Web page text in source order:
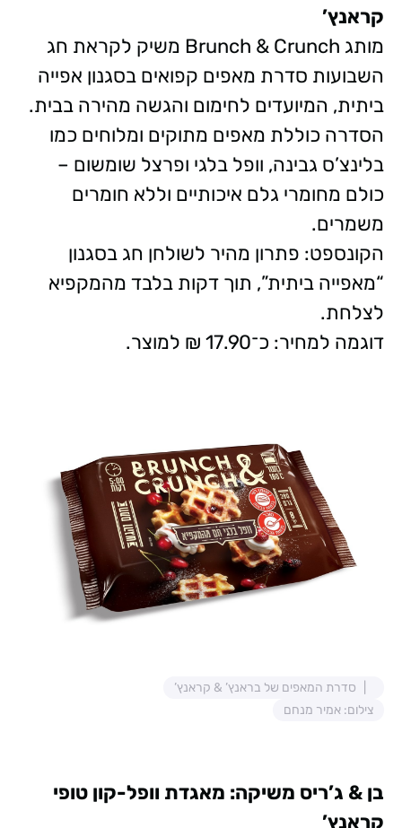
קראנץ’
מותג Brunch & Crunch משיק לקראת חג
השבועות סדרת מאפים קפואים בסגנון אפייה
ביתית, המיועדים לחימום והגשה מהירה בבית.
הסדרה כוללת מאפים מתוקים ומלוחים כמו
בלינצ’ס גבינה, וופל בלגי ופרצל שומשום –
כולם מחומרי גלם איכותיים וללא חומרים
משמרים.
הקונספט: פתרון מהיר לשולחן חג בסגנון
“מאפייה ביתית”, תוך דקות בלבד מהמקפיא
לצלחת.
דוגמה למחיר: כ־17.90 ₪ למוצר.
סדרת המאפים של בראנץ’ & קראנץ’
צילום: אמיר מנחם
בן & ג’ריס משיקה: מאגדת וופל-קון טופי
קראנץ’